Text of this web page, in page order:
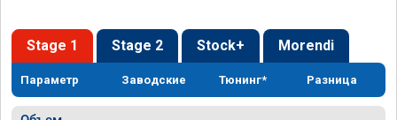
Stage 1 Stage 2 Stock+ Morendi
Параметр Заводские Тюнинг* Разница